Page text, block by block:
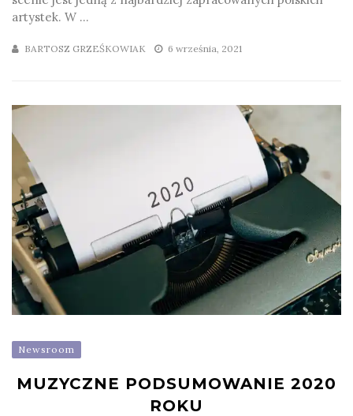
artystek. W ...
BARTOSZ GRZEŚKOWIAK 6 września, 2021
Newsroom
MUZYCZNE PODSUMOWANIE 2020
ROKU